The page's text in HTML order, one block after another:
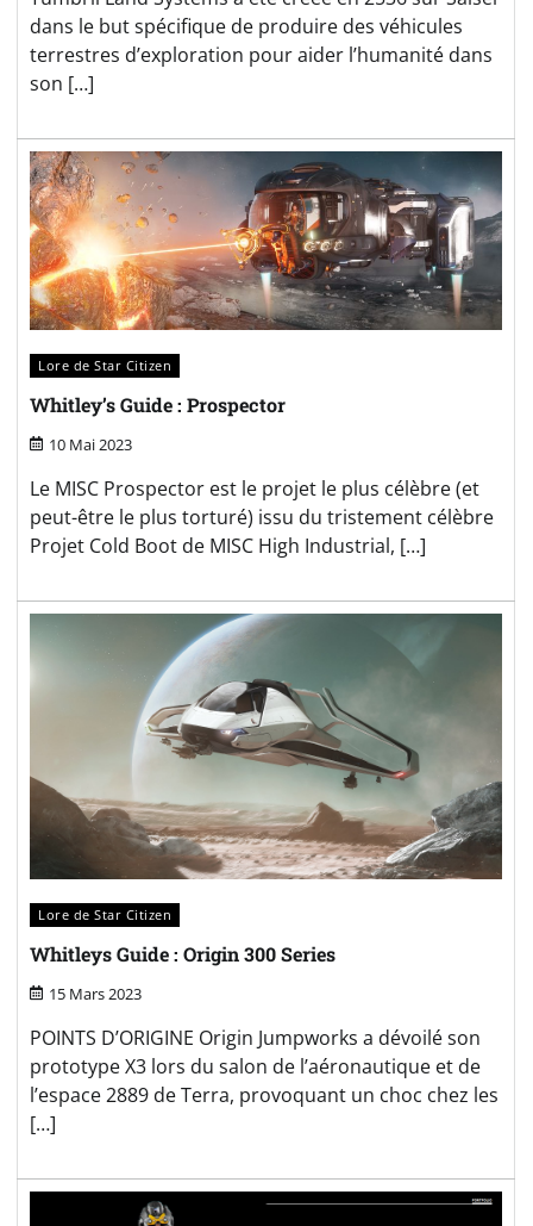
dans le but spécifique de produire des véhicules
terrestres d’exploration pour aider l’humanité dans
son […]
Lore de Star Citizen
Whitley’s Guide : Prospector
10 Mai 2023
Le MISC Prospector est le projet le plus célèbre (et
peut-être le plus torturé) issu du tristement célèbre
Projet Cold Boot de MISC High Industrial, […]
Lore de Star Citizen
Whitleys Guide : Origin 300 Series
15 Mars 2023
POINTS D’ORIGINE Origin Jumpworks a dévoilé son
prototype X3 lors du salon de l’aéronautique et de
l’espace 2889 de Terra, provoquant un choc chez les
[…]